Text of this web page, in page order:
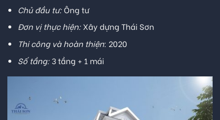
Chủ đầu tư:Ông tư
Đơn vị thực hiện:Xây dựng Thái Sơn
Thi công và hoàn thiện: 2020
Số tầng:3 tầng + 1 mái